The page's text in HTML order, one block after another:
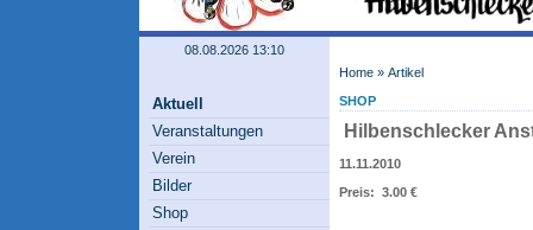
08.08.2026 13:10
Aktuell
Veranstaltungen
Verein
Bilder
Shop
Home » Artikel
SHOP
Hilbenschlecker
11.11.2010
Preis: 3.00 €